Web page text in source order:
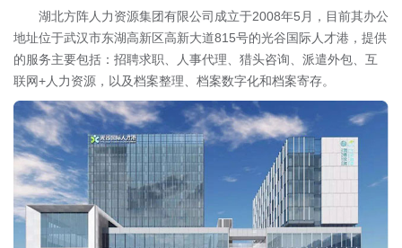
湖北方阵人力资源集团有限公司成立于2008年5月，目前其办公
地址位于武汉市东湖高新区高新大道815号的光谷国际人才港，提供
的服务主要包括：招聘求职、人事代理、猎头咨询、派遣外包、互
联网+人力资源，以及档案整理、档案数字化和档案寄存。